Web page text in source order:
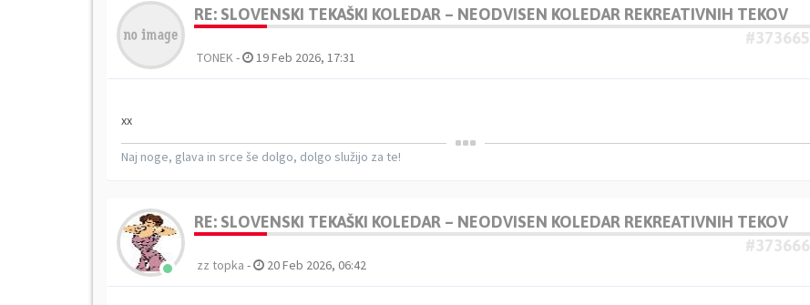
RE: SLOVENSKI TEKAŠKI KOLEDAR – NEODVISEN KOLEDAR REKREATIVNIH TEKOV
#373665
TONEK- 19 Feb 2026, 17:31
xx
Naj noge, glava in srce še dolgo, dolgo služijo za te!
RE: SLOVENSKI TEKAŠKI KOLEDAR – NEODVISEN KOLEDAR REKREATIVNIH TEKOV
#373666
zz topka - 20 Feb 2026, 06:42